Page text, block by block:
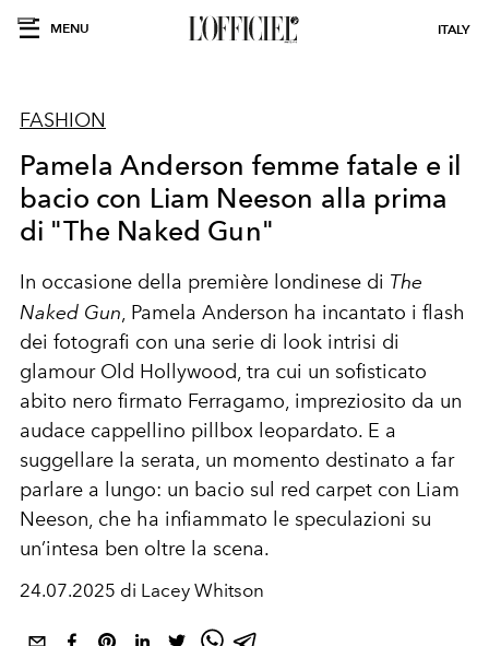
MENU ITALY
FASHION
Pamela Anderson femme fatale e il
bacio con Liam Neeson alla prima
di "The Naked Gun"
In occasione della première londinese di The
Naked Gun, Pamela Anderson ha incantato i flash
dei fotografi con una serie di look intrisi di
glamour Old Hollywood, tra cui un sofisticato
abito nero firmato Ferragamo, impreziosito da un
audace cappellino pillbox leopardato. E a
suggellare la serata, un momento destinato a far
parlare a lungo: un bacio sul red carpet con Liam
Neeson, che ha infiammato le speculazioni su
un’intesa ben oltre la scena.
24.07.2025 di Lacey Whitson